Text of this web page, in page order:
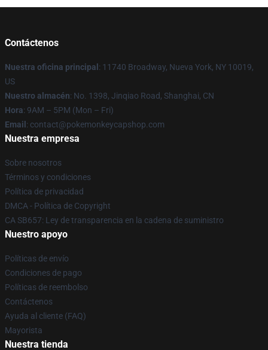
Contáctenos
Nuestra oficina principal : 11740 Broadway, Nueva York, NY 10019,
US
Nuestro almacén: No. 1398, Jinqiao Road, Shanghai, CN
Hora: 9AM – 5PM (Mon – Fri)
Email : contact@pokemonkeycapshop.com
Nuestra empresa
Sobre nosotros
Términos y condiciones
Política de privacidad
DMCA - Política de Copyright
CA SB657: Ley de transparencia en la cadena de suministro
Nuestro apoyo
Políticas de envío
Condiciones de pago
Políticas de reembolso
Contáctenos
Ayuda al cliente (FAQ)
Mayorista
Nuestra tienda